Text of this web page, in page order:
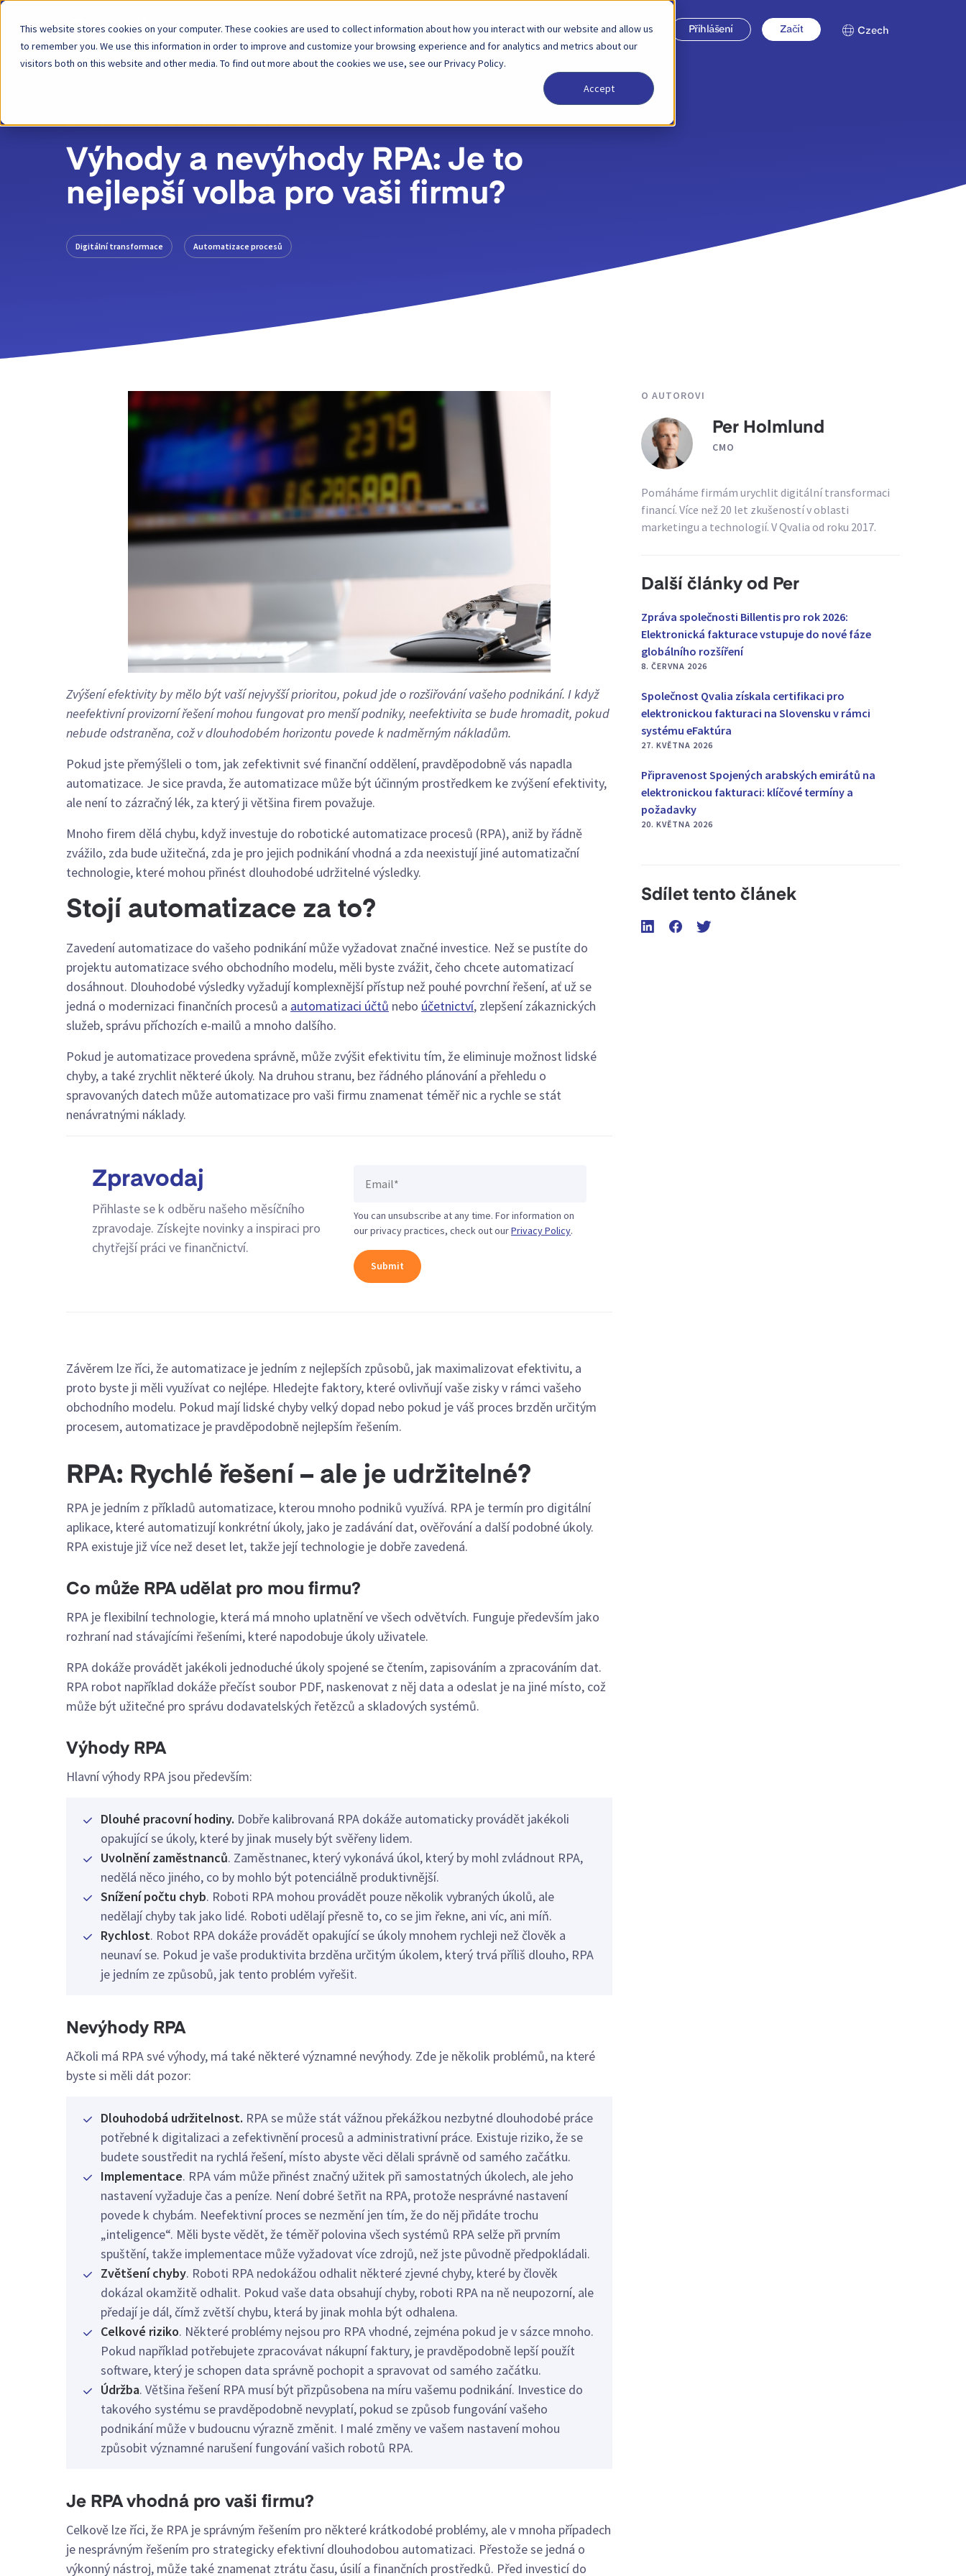
This website stores cookies on your computer. These cookies are used to collect information about how you interact with our website and allow us
to remember you. We use this information in order to improve and customize your browsing experience and for analytics and metrics about our
visitors both on this website and other media. To find out more about the cookies we use, see our Privacy Policy.
Accept
Platforma Řešení Partner Ceny Společnost Přihlášení Začít Czech
ZPĚT PŘÍSPĚVEK NA BLOGU 6. KVĚTNA 2020
Výhody a nevýhody RPA: Je to
nejlepší volba pro vaši firmu?
Digitální transformace Automatizace procesů
Zvýšení efektivity by mělo být vaší nejvyšší prioritou, pokud jde o rozšiřování vašeho podnikání. I když
neefektivní provizorní řešení mohou fungovat pro menší podniky, neefektivita se bude hromadit, pokud
nebude odstraněna, což v dlouhodobém horizontu povede k nadměrným nákladům.
Pokud jste přemýšleli o tom, jak zefektivnit své finanční oddělení, pravděpodobně vás napadla
automatizace. Je sice pravda, že automatizace může být účinným prostředkem ke zvýšení efektivity,
ale není to zázračný lék, za který ji většina firem považuje.
Mnoho firem dělá chybu, když investuje do robotické automatizace procesů (RPA), aniž by řádně
zvážilo, zda bude užitečná, zda je pro jejich podnikání vhodná a zda neexistují jiné automatizační
technologie, které mohou přinést dlouhodobé udržitelné výsledky.
Stojí automatizace za to?
Zavedení automatizace do vašeho podnikání může vyžadovat značné investice. Než se pustíte do
projektu automatizace svého obchodního modelu, měli byste zvážit, čeho chcete automatizací
dosáhnout. Dlouhodobé výsledky vyžadují komplexnější přístup než pouhé povrchní řešení, ať už se
jedná o modernizaci finančních procesů a automatizaci účtů nebo účetnictví, zlepšení zákaznických
služeb, správu příchozích e-mailů a mnoho dalšího.
Pokud je automatizace provedena správně, může zvýšit efektivitu tím, že eliminuje možnost lidské
chyby, a také zrychlit některé úkoly. Na druhou stranu, bez řádného plánování a přehledu o
spravovaných datech může automatizace pro vaši firmu znamenat téměř nic a rychle se stát
nenávratnými náklady.
Zpravodaj
Přihlaste se k odběru našeho měsíčního
zpravodaje. Získejte novinky a inspiraci pro
chytřejší práci ve finančnictví.
You can unsubscribe at any time. For information on
our privacy practices, check out ourPrivacy Policy.
Závěrem lze říci, že automatizace je jedním z nejlepších způsobů, jak maximalizovat efektivitu, a
proto byste ji měli využívat co nejlépe. Hledejte faktory, které ovlivňují vaše zisky v rámci vašeho
obchodního modelu. Pokud mají lidské chyby velký dopad nebo pokud je váš proces brzděn určitým
procesem, automatizace je pravděpodobně nejlepším řešením.
RPA: Rychlé řešení – ale je udržitelné?
RPA je jedním z příkladů automatizace, kterou mnoho podniků využívá. RPA je termín pro digitální
aplikace, které automatizují konkrétní úkoly, jako je zadávání dat, ověřování a další podobné úkoly.
RPA existuje již více než deset let, takže její technologie je dobře zavedená.
Co může RPA udělat pro mou firmu?
RPA je flexibilní technologie, která má mnoho uplatnění ve všech odvětvích. Funguje především jako
rozhraní nad stávajícími řešeními, které napodobuje úkoly uživatele.
RPA dokáže provádět jakékoli jednoduché úkoly spojené se čtením, zapisováním a zpracováním dat.
RPA robot například dokáže přečíst soubor PDF, naskenovat z něj data a odeslat je na jiné místo, což
může být užitečné pro správu dodavatelských řetězců a skladových systémů.
Výhody RPA
Hlavní výhody RPA jsou především:
Dlouhé pracovní hodiny. Dobře kalibrovaná RPA dokáže automaticky provádět jakékoli
opakující se úkoly, které by jinak musely být svěřeny lidem.
Uvolnění zaměstnanců. Zaměstnanec, který vykonává úkol, který by mohl zvládnout RPA,
nedělá něco jiného, co by mohlo být potenciálně produktivnější.
Snížení počtu chyb. Roboti RPA mohou provádět pouze několik vybraných úkolů, ale
nedělají chyby tak jako lidé. Roboti udělají přesně to, co se jim řekne, ani víc, ani míň.
Rychlost. Robot RPA dokáže provádět opakující se úkoly mnohem rychleji než člověk a
neunaví se. Pokud je vaše produktivita brzděna určitým úkolem, který trvá příliš dlouho, RPA
je jedním ze způsobů, jak tento problém vyřešit.
Nevýhody RPA
Ačkoli má RPA své výhody, má také některé významné nevýhody. Zde je několik problémů, na které
byste si měli dát pozor:
Dlouhodobá udržitelnost. RPA se může stát vážnou překážkou nezbytné dlouhodobé práce
potřebné k digitalizaci a zefektivnění procesů a administrativní práce. Existuje riziko, že se
budete soustředit na rychlá řešení, místo abyste věci dělali správně od samého začátku.
Implementace. RPA vám může přinést značný užitek při samostatných úkolech, ale jeho
nastavení vyžaduje čas a peníze. Není dobré šetřit na RPA, protože nesprávné nastavení
povede k chybám. Neefektivní proces se nezmění jen tím, že do něj přidáte trochu
„inteligence“. Měli byste vědět, že téměř polovina všech systémů RPA selže při prvním
spuštění, takže implementace může vyžadovat více zdrojů, než jste původně předpokládali.
Zvětšení chyby. Roboti RPA nedokážou odhalit některé zjevné chyby, které by člověk
dokázal okamžitě odhalit. Pokud vaše data obsahují chyby, roboti RPA na ně neupozorní, ale
předají je dál, čímž zvětší chybu, která by jinak mohla být odhalena.
Celkové riziko. Některé problémy nejsou pro RPA vhodné, zejména pokud je v sázce mnoho.
Pokud například potřebujete zpracovávat nákupní faktury, je pravděpodobně lepší použít
software, který je schopen data správně pochopit a spravovat od samého začátku.
Údržba. Většina řešení RPA musí být přizpůsobena na míru vašemu podnikání. Investice do
takového systému se pravděpodobně nevyplatí, pokud se způsob fungování vašeho
podnikání může v budoucnu výrazně změnit. I malé změny ve vašem nastavení mohou
způsobit významné narušení fungování vašich robotů RPA.
Je RPA vhodná pro vaši firmu?
Celkově lze říci, že RPA je správným řešením pro některé krátkodobé problémy, ale v mnoha případech
je nesprávným řešením pro strategicky efektivní dlouhodobou automatizaci. Přestože se jedná o
výkonný nástroj, může také znamenat ztrátu času, úsilí a finančních prostředků. Před investicí do
O AUTOROVI
Per Holmlund
CMO
Pomáháme firmám urychlit digitální transformaci
financí. Více než 20 let zkušeností v oblasti
marketingu a technologií. V Qvalia od roku 2017.
Další články od Per
Zpráva společnosti Billentis pro rok 2026:
Elektronická fakturace vstupuje do nové fáze
globálního rozšíření
8. ČERVNA 2026
Společnost Qvalia získala certifikaci pro
elektronickou fakturaci na Slovensku v rámci
systému eFaktúra
27. KVĚTNA 2026
Připravenost Spojených arabských emirátů na
elektronickou fakturaci: klíčové termíny a
požadavky
20. KVĚTNA 2026
Sdílet tento článek